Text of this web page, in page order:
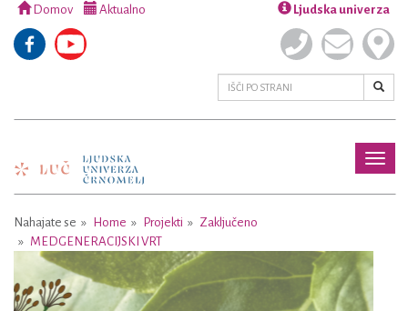
Domov Aktualno Ljudska univerza
Nahajate se Home Projekti
Zaključeno
MEDGENERACIJSKI VRT
Previous Next